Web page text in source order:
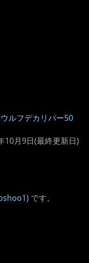
ルフデカリバー50
10月9日(最終更新日)
です。